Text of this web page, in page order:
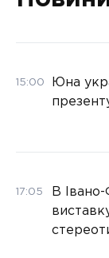
15:00
Юна
17:05
В